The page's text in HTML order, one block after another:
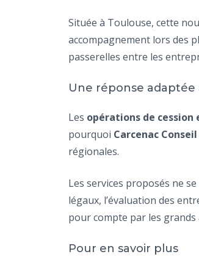
Située à Toulouse, cette
accompagnement lors des
passerelles entre les
Une réponse adaptée
Les opérations de cession
pourquoi Carcenac Conseil
régionales.
Les services proposés ne
légaux, l’évaluation des
pour compte par les grands
Pour en savoir plus